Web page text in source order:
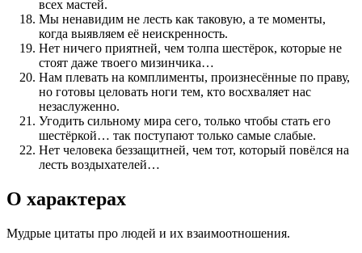
всех мастей.
Мы ненавидим не лесть как таковую, а те моменты,
когда выявляем её неискренность.
Нет ничего приятней, чем толпа шестёрок, которые не
стоят даже твоего мизинчика…
Нам плевать на комплименты, произнесённые по праву,
но готовы целовать ноги тем, кто восхваляет нас
незаслуженно.
Угодить сильному мира сего, только чтобы стать его
шестёркой… так поступают только самые слабые.
Нет человека беззащитней, чем тот, который повёлся на
лесть воздыхателей…
О характерах
Мудрые цитаты про людей и их взаимоотношения.